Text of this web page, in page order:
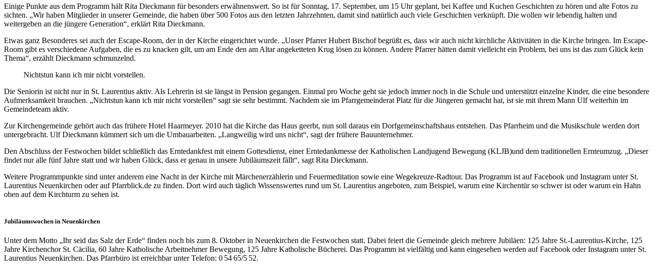
Einige Punkte aus dem Programm hält Rita Dieckmann für besonders erwähnenswert. So ist für Sonntag, 17. September, um 15 Uhr geplant, bei Kaffee und Kuchen Geschichten zu hören und alte Fotos zu
sichten. „Wir haben Mitglieder in unserer Gemeinde, die haben über 500 Fotos aus den letzten Jahrzehnten, damit sind natürlich auch viele Geschichten verknüpft. Die wollen wir lebendig halten und
weitergeben an die jüngere Generation“, erklärt Rita Dieckmann.
Etwas ganz Besonderes sei auch der Escape-Room, der in der Kirche eingerichtet wurde. „Unser Pfarrer Hubert Bischof begrüßt es, dass wir auch nicht kirchliche Aktivitäten in die Kirche bringen. Im Escape-
Room gibt es verschiedene Aufgaben, die es zu knacken gilt, um am Ende den am Altar angeketteten Krug lösen zu können. Andere Pfarrer hätten damit vielleicht ein Problem, bei uns ist das zum Glück kein
Thema“, erzählt Dieckmann schmunzelnd.
Nichtstun kann ich mir nicht vorstellen.
Die Seniorin ist nicht nur in St. Laurentius aktiv. Als Lehrerin ist sie längst in Pension gegangen. Einmal pro Woche geht sie jedoch immer noch in die Schule und unterstützt einzelne Kinder, die eine besondere
Aufmerksamkeit brauchen. „Nichtstun kann ich mir nicht vorstellen“ sagt sie sehr bestimmt. Nachdem sie im Pfarrgemeinderat Platz für die Jüngeren gemacht hat, ist sie mit ihrem Mann Ulf weiterhin im
Gemeindeteam aktiv.
Zur Kirchengemeinde gehört auch das frühere Hotel Haarmeyer. 2010 hat die Kirche das Haus geerbt, nun soll daraus ein Dorfgemeinschaftshaus entstehen. Das Pfarrheim und die Musikschule werden dort
untergebracht. Ulf Dieckmann kümmert sich um die Umbauarbeiten. „Langweilig wird uns nicht“, sagt der frühere Bauunternehmer.
Den Abschluss der Festwochen bildet schließlich das Erntedankfest mit einem Gottesdienst, einer Erntedankmesse der Katholischen Landjugend Bewegung (KLJB)und dem traditionellen Ernteumzug. „Dieser
findet nur alle fünf Jahre statt und wir haben Glück, dass er genau in unsere Jubiläumszeit fällt“, sagt Rita Dieckmann.
Weitere Programmpunkte sind unter anderem eine Nacht in der Kirche mit Märchenerzählerin und Feuermeditation sowie eine Wegekreuze-Radtour. Das Programm ist auf Facebook und Instagram unter St.
Laurentius Neuenkirchen oder auf Pfarrblick.de zu finden. Dort wird auch täglich Wissenswertes rund um St. Laurentius angeboten, zum Beispiel, warum eine Kirchentür so schwer ist oder warum ein Hahn
oben auf dem Kirchturm zu sehen ist.
Jubiläumswochen in Neuenkirchen
Unter dem Motto „Ihr seid das Salz der Erde“ finden noch bis zum 8. Oktober in Neuenkirchen die Festwochen statt. Dabei feiert die Gemeinde gleich mehrere Jubiläen: 125 Jahre St.-Laurentius-Kirche, 125
Jahre Kirchenchor St. Cäcilia, 60 Jahre Katholische Arbeitnehmer Bewegung, 125 Jahre Katholische Bücherei. Das Programm ist vielfältig und kann eingesehen werden auf Facebook oder Instagram unter St.
Laurentius Neuenkirchen. Das Pfarrbüro ist erreichbar unter Telefon: 0 54 65/5 52.